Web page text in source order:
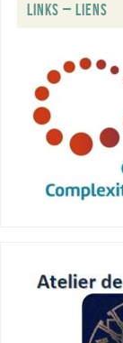
LINKS – LIENS